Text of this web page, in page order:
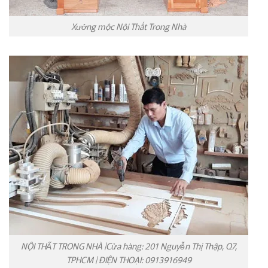
Xưởng mộc Nội Thất Trong Nhà
NỘI THẤT TRONG NHÀ |Cửa hàng: 201 Nguyễn Thị Thập, Q7,
TPHCM | ĐIỆN THOẠI: 0913916949